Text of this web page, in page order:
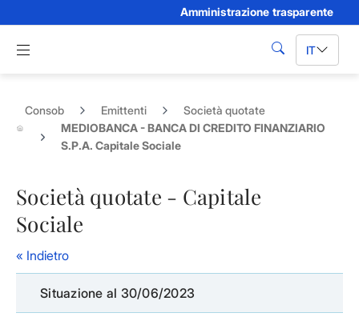
Amministrazione trasparente
Apri menu di navigazione
cerca IT
Consob Emittenti
Società quotate
MEDIOBANCA - BANCA DI CREDITO FINANZIARIO
S.P.A. Capitale Sociale
Società quotate - Capitale
Sociale
« Indietro
Situazione al 30/06/2023